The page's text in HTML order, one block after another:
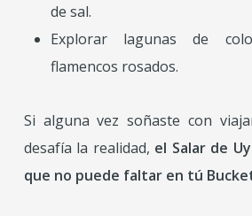
de sal.
Explorar lagunas de
flamencos rosados.
Si alguna vez soñaste con
desafía la realidad, el Salar de
que no puede faltar en tú